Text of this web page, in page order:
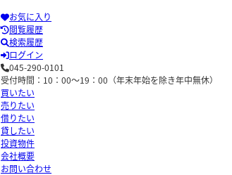
お気に入り
閲覧履歴
検索履歴
ログイン
045-290-0101
受付時間：10：00～19：00（年末年始を除き年中無休）
買いたい
売りたい
借りたい
貸したい
投資物件
会社概要
お問い合わせ